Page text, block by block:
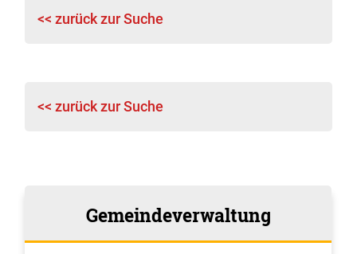
<< zurück zur Suche
<< zurück zur Suche
Gemeindeverwaltung